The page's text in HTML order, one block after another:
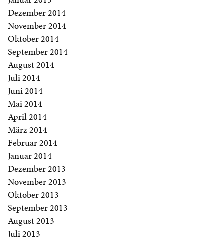
Dezember 2014
November 2014
Oktober 2014
September 2014
August 2014
Juli 2014
Juni 2014
Mai 2014
April 2014
März 2014
Februar 2014
Januar 2014
Dezember 2013
November 2013
Oktober 2013
September 2013
August 2013
Juli 2013